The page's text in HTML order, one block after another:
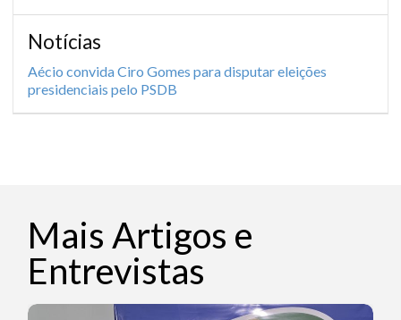
Notícias
Aécio convida Ciro Gomes para disputar eleições
presidenciais pelo PSDB
Mais Artigos e
Entrevistas